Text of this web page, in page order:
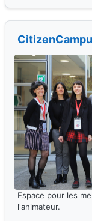
Espace pour les
l'animateur.